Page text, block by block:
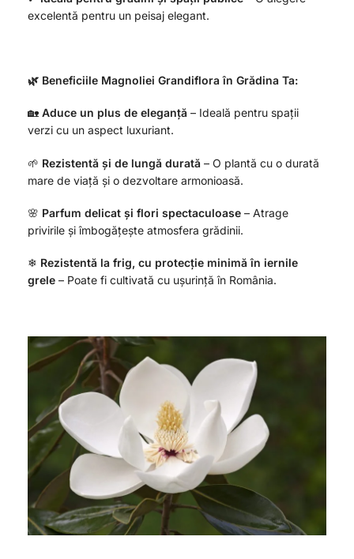
excelentă pentru un peisaj elegant.
🌿 Beneficiile Magnoliei Grandiflora în Grădina Ta:
🏡 Aduce un plus de eleganță – Ideală pentru spații
verzi cu un aspect luxuriant.
🌱 Rezistentă și de lungă durată – O plantă cu o durată
mare de viață și o dezvoltare armonioasă.
🌸 Parfum delicat și flori spectaculoase – Atrage
privirile și îmbogățește atmosfera grădinii.
❄ Rezistentă la frig, cu protecție minimă în iernile
grele – Poate fi cultivată cu ușurință în România.